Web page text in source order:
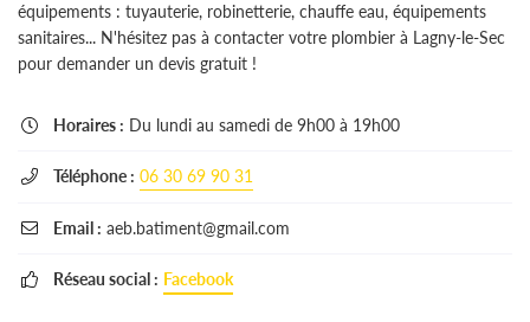
équipements : tuyauterie, robinetterie, chauffe eau, équipements
sanitaires... N'hésitez pas à contacter votre plombier à Lagny-le-Sec
pour demander un devis gratuit !
 Horaires : Du lundi au samedi de 9h00 à 19h00
 Téléphone : 06 30 69 90 31
 Email : aeb.batiment@gmail.com
 Réseau social : Facebook